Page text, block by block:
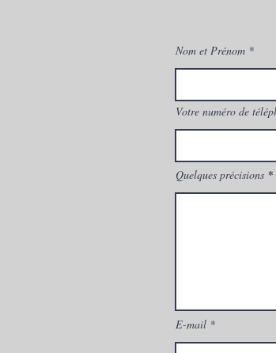
Nom et Prénom
Votre numéro de
Quelques précisions
E-mail